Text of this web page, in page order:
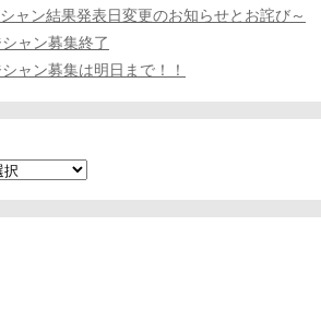
ャン結果発表日変更のお知らせとお詫び～
ャン募集終了
ャン募集は明日まで！！